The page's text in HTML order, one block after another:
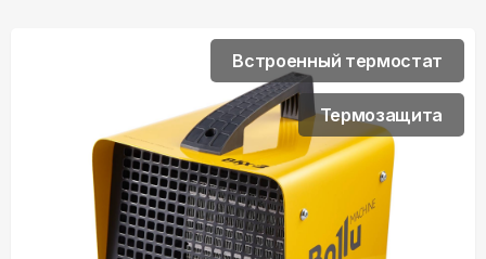
Встроенный термостат
Термозащита